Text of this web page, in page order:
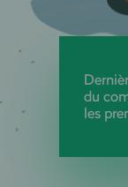
du
les